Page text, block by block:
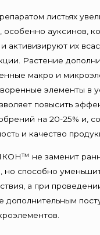
листьях
особенно ауксинов,
активизируют их
Растение
макро и
элементы в
повысить
на 20-25% и,
и качество
не заменит
но способно
а при
дополнительным